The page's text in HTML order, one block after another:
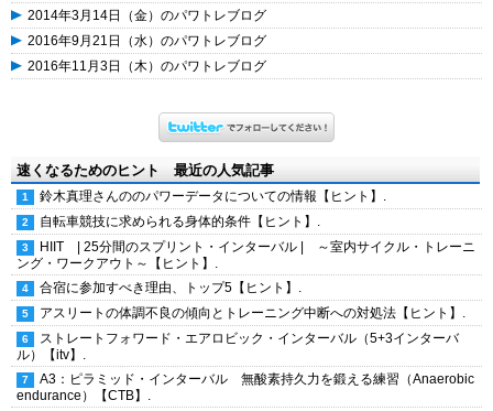
2014年3月14日（金）のパワトレブログ
2016年9月21日（水）のパワトレブログ
2016年11月3日（木）のパワトレブログ
速くなるためのヒント 最近の人気記事
鈴木真理さんののパワーデータについての情報【ヒント】.
自転車競技に求められる身体的条件【ヒント】.
HIIT | 25分間のスプリント・インターバル | ～室内サイクル・トレーニ
ング・ワークアウト～【ヒント】.
合宿に参加すべき理由、トップ5【ヒント】.
アスリートの体調不良の傾向とトレーニング中断への対処法【ヒント】.
ストレートフォワード・エアロビック・インターバル（5+3インターバ
ル）【itv】.
A3：ピラミッド・インターバル 無酸素持久力を鍛える練習（Anaerobic
endurance）【CTB】.